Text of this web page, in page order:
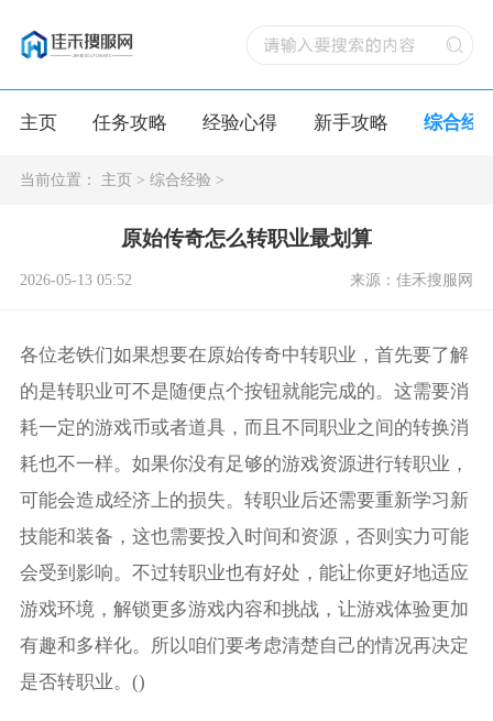
主页 任务攻略 经验心得 新手攻略 综合经
当前位置： 主页> 综合经验 >
原始传奇怎么转职业最划算
2026-05-13 05:52 来源：佳禾搜服网
各位老铁们如果想要在原始传奇中转职业，首先要了解
的是转职业可不是随便点个按钮就能完成的。这需要消
耗一定的游戏币或者道具，而且不同职业之间的转换消
耗也不一样。如果你没有足够的游戏资源进行转职业，
可能会造成经济上的损失。转职业后还需要重新学习新
技能和装备，这也需要投入时间和资源，否则实力可能
会受到影响。不过转职业也有好处，能让你更好地适应
游戏环境，解锁更多游戏内容和挑战，让游戏体验更加
有趣和多样化。所以咱们要考虑清楚自己的情况再决定
是否转职业。()